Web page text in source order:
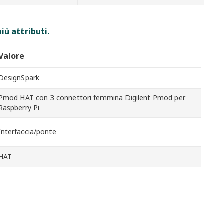
attributi.
HAT con 3 connettori femmina Digilent Pmod per
Pi
ponte